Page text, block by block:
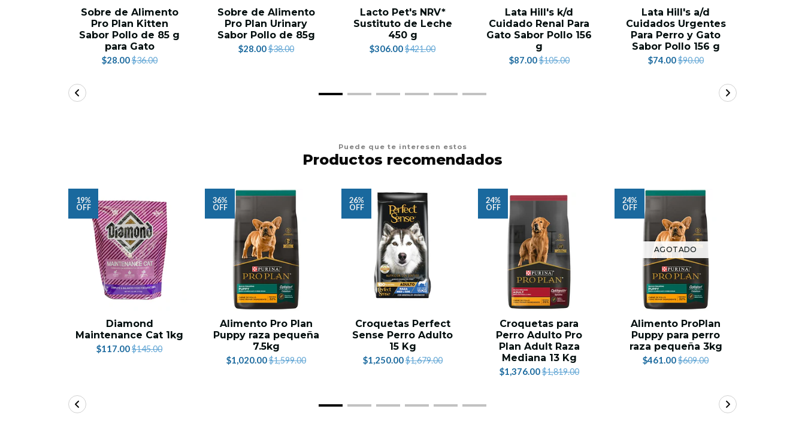
Sobre de Alimento
Pro Plan Kitten
Sabor Pollo de 85 g
para Gato
$28.00$36.00
Sobre de Alimento
Pro Plan Urinary
Sabor Pollo de 85g
$28.00$38.00
Lacto Pet's NRV*
Sustituto de Leche
450 g
$306.00$421.00
Lata Hill's k/d
Cuidado Renal Para
Gato Sabor Pollo 156
g
$87.00$105.00
Lata Hill's a/d
Cuidados Urgentes
Para Perro y Gato
Sabor Pollo 156 g
$74.00$90.00
Puede que te interesen estos
Productos recomendados
19%
OFF
Diamond
Maintenance Cat 1kg
$117.00$145.00
36%
OFF
Alimento Pro Plan
Puppy raza pequeña
7.5kg
$1,020.00$1,599.00
26%
OFF
Croquetas Perfect
Sense Perro Adulto
15 Kg
$1,250.00$1,679.00
24%
OFF
Croquetas para
Perro Adulto Pro
Plan Adult Raza
Mediana 13 Kg
$1,376.00$1,819.00
24%
OFF
AGOTADO
Alimento ProPlan
Puppy para perro
raza pequeña 3kg
$461.00$609.00